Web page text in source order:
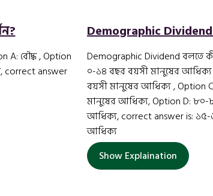
A: বৌদ্ধ , Option
correct answer
Demographic
Demographic Dividend বলতে
০-১৪ বছর বয়সী মানুষের
বয়সী মানুষের আধিক্য , Option
মানুষের আধিক্য, Option D: ৮০-
আধিক্য, correct answer is: ১৫-
আধিক্য
Show Explaination